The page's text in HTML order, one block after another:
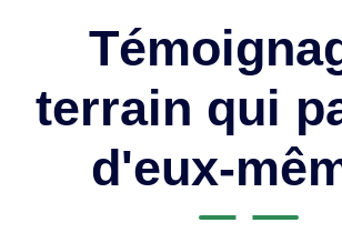
terrain qui
d'eux-